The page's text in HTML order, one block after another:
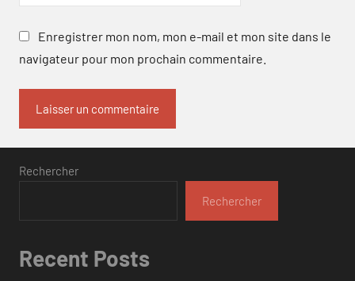
Enregistrer mon nom, mon e-mail et mon site dans le
navigateur pour mon prochain commentaire.
Rechercher
Rechercher
Recent Posts